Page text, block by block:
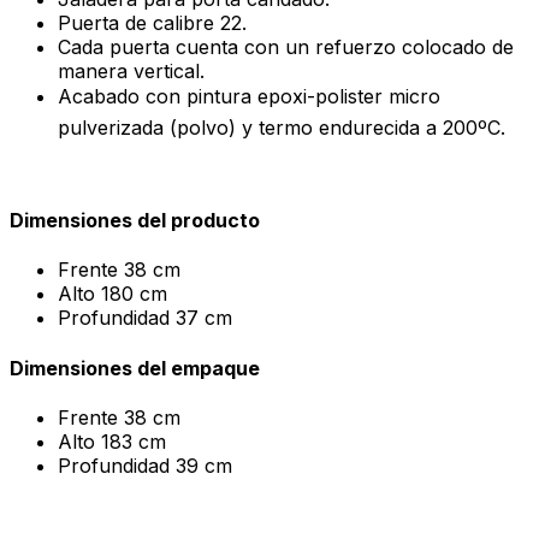
Puerta de calibre 22.
Cada puerta cuenta con un refuerzo colocado de
manera vertical.
Acabado con pintura epoxi-polister micro
pulverizada (polvo) y termo endurecida a 200ºC.
Dimensiones del producto
Frente 38 cm
Alto 180 cm
Profundidad 37 cm
Dimensiones del empaque
Frente 38 cm
Alto 183 cm
Profundidad 39 cm